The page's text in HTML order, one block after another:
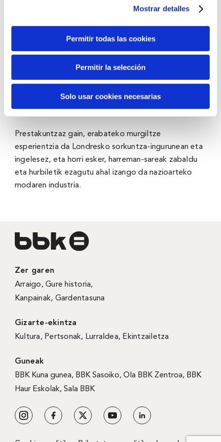
Mostrar detalles
Permitir todas las cookies
Permitir la selección
Solo usar cookies necesarias
ikastaro trinko
bat barne hartzen du, eta
sartzen dira sorkuntza-zuzendaritza, prozesu
teknikoak eta berrikuntza, eraikuntza-teknikak,
banakako aholkularitza eta bilduma-analisia.
Prestakuntzaz gain, erabateko murgiltze
esperientzia da Londresko sorkuntza-ingurunean eta
ingelesez, eta horri esker, harreman-sareak zabaldu
eta hurbiletik ezagutu ahal izango da nazioarteko
modaren industria.
Zer garen
Arraigo,Gure historia,
Kanpainak, Gardentasuna
Gizarte-ekintza
Kultura, Pertsonak, Lurraldea, Ekintzailetza
Guneak
BBK Kuna gunea, BBK Sasoiko, Ola BBK Zentroa, BBK
Haur Eskolak, Sala BBK